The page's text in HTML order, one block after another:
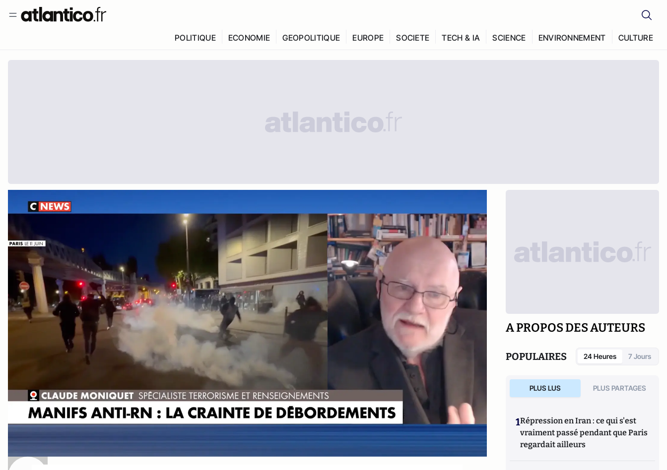
POLITIQUE ECONOMIE GEOPOLITIQUE EUROPE SOCIETE TECH & IA SCIENCE ENVIRONNEMENT CULTURE
A PROPOS DES AUTEURS
POPULAIRES 24 Heures 7 Jours
PLUS LUS PLUS PARTAGES
1Répression en Iran : ce qui s'est
vraiment passé pendant que Paris
regardait ailleurs